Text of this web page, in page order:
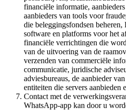
financiële informatie,
aanbieders van tools voor
die beleggingsfondsen beheren,
software en platforms voor het
financiële verrichtingen die
van de uitvoering van de
verzenden van commerciële
communicatie, juridische
adviesbureaus, de aanbieder
entiteiten die servers aanbieden
Contact met de
WhatsApp-app kan door u